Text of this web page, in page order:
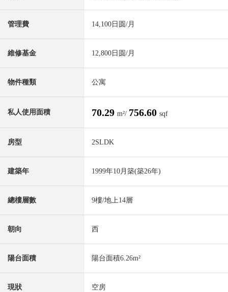
管理費 14,100日圆/月
維修基金 12,800日圆/月
物件種類 公寓
私人使用面積 70.29 m²/ 756.60 sqf
房型 2SLDK
建築年 1999年10月築(築26年)
總樓層數 9樓/地上14層
朝向 西
陽台面積 陽台面積6.26m²
現狀 空房